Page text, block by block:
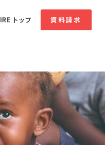
トップ 資料請求
ィ 新着のコミュニティ
舞台・パフォーマンス
フード・飲食店